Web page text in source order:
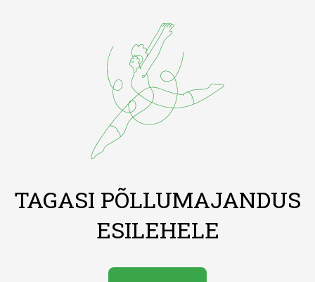
TAGASI PÕLLUMAJANDUS
ESILEHELE